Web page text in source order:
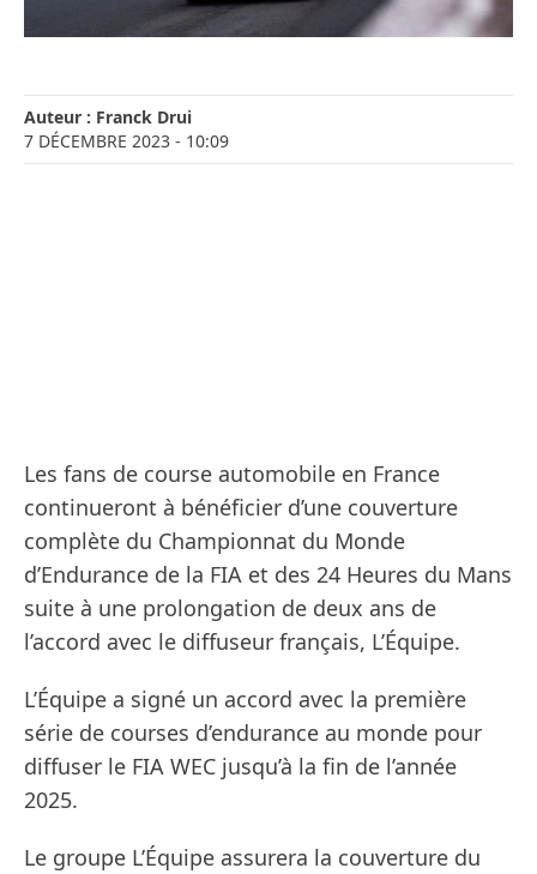
Auteur : Franck Drui
7 DÉCEMBRE 2023 - 10:09
Les fans de course automobile en France
continueront à bénéficier d’une couverture
complète du Championnat du Monde
d’Endurance de la FIA et des 24 Heures du Mans
suite à une prolongation de deux ans de
l’accord avec le diffuseur français, L’Équipe.
L’Équipe a signé un accord avec la première
série de courses d’endurance au monde pour
diffuser le FIA WEC jusqu’à la fin de l’année
2025.
Le groupe L’Équipe assurera la couverture du